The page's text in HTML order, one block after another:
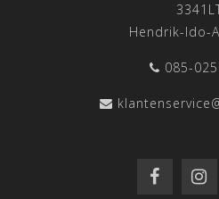
Hendrik-Ido-
085-